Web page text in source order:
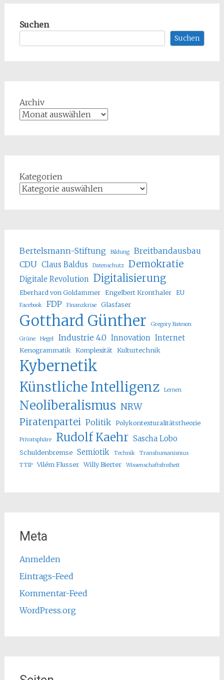
Suchen
Suchen
Archiv
Kategorien
Bertelsmann-Stiftung Bildung
Breitbandausbau
CDU Claus Baldus Datenschutz Demokratie
Digitale Revolution Digitalisierung
Eberhard von Goldammer Engelbert Kronthaler EU
Facebook FDP Finanzkrise Glasfaser
Gotthard Günther Gregory Bateson
Grüne Hegel Industrie 4.0 Innovation Internet
Kenogrammatik Komplexität Kulturtechnik
Kybernetik
Künstliche Intelligenz Lernen
Neoliberalismus NRW
Piratenpartei Politik Polykontexturalitätstheorie
Privatsphäre Rudolf Kaehr Sascha Lobo
Schuldenbremse Semiotik Technik
Transhumanismus
TTIP
Vilém Flusser Willy Bierter Wissenschaftsfreiheit
Meta
Anmelden
Eintrags-Feed
Kommentar-Feed
WordPress.org